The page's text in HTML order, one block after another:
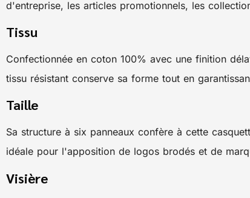
d'entreprise, les articles promotionnels, les
Tissu
Confectionnée en coton 100% avec une finition
tissu résistant conserve sa forme tout en
Taille
Sa structure à six panneaux confère à cette
idéale pour l'apposition de logos brodés et de
Visière